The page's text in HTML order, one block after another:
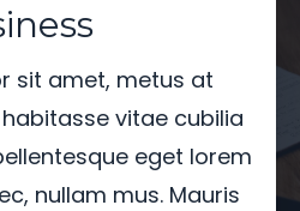
sit amet, metus at
vitae cubilia
eget lorem
nullam mus. Mauris